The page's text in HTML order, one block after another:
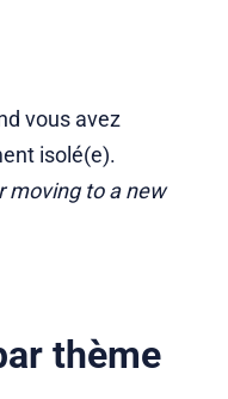
vous avez
isolé(e).
moving to a new
thème